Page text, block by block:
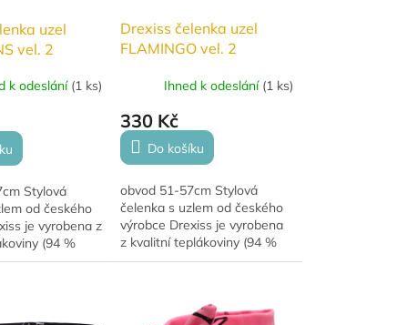
uzel
vel. 2
k odeslání (1 ks)
Stylová
od českého
je vyrobena z
(94 %
Díky
Drexiss čelenka uzel
FLAMINGO vel. 2
Ihned k odeslání (1 ks)
330 Kč
Do košíku
obvod 51-57cm Stylová
čelenka s uzlem od českého
výrobce Drexiss je vyrobena
z kvalitní teplákoviny (94 %
bavlna, 6 % elastan). Díky